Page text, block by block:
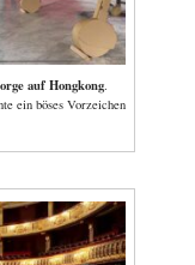
auf Hongkong
ein böses Vorzeichen